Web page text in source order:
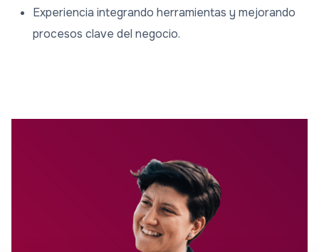
Experiencia integrando herramientas y mejorando
procesos clave del negocio.